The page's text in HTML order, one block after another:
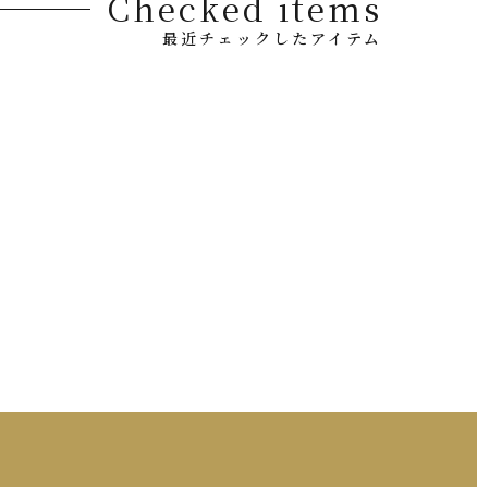
最近チェックしたアイテム